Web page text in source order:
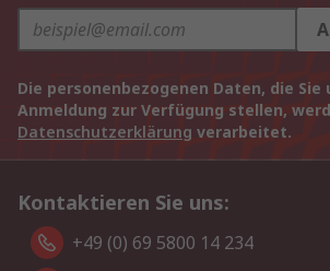
Die personenbezogenen Daten, die Sie
Anmeldung zur Verfügung stellen,
Datenschutzerklärung verarbeitet.
Kontaktieren Sie uns:
+49 (0) 69 5800 14 234